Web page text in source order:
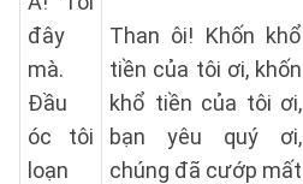
đây
mà.
Đầu
óc tôi
loạn
Than ôi! Khốn khổ
tiền của tôi ơi, khốn
khổ tiền của tôi ơi,
bạn yêu quý ơi,
chúng đã cướp mất